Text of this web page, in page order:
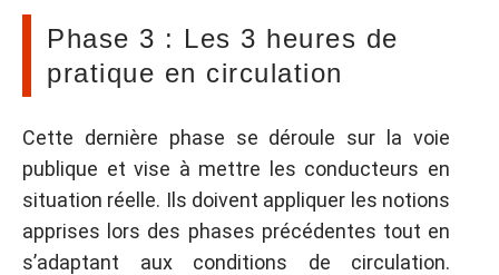
Phase 3 : Les 3 heures de
pratique en circulation
Cette dernière phase se déroule sur la voie
publique et vise à mettre les conducteurs en
situation réelle. Ils doivent appliquer les notions
apprises lors des phases précédentes tout en
s’adaptant aux conditions de circulation.